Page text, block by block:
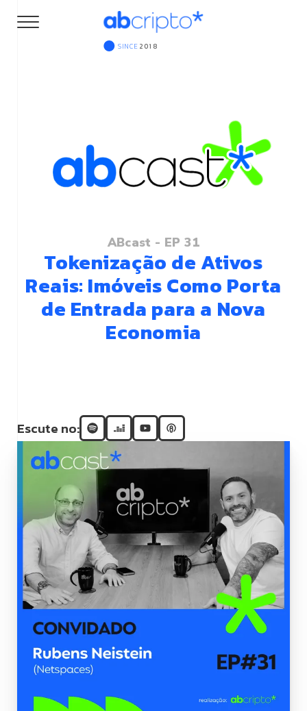
SINCE 2018
ABcast - EP 31
Tokenização de Ativos
Reais: Imóveis Como Porta
de Entrada para a Nova
Economia
Escute no: